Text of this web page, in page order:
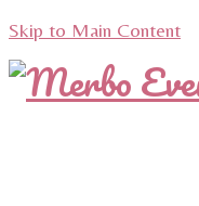
Skip to Main Content